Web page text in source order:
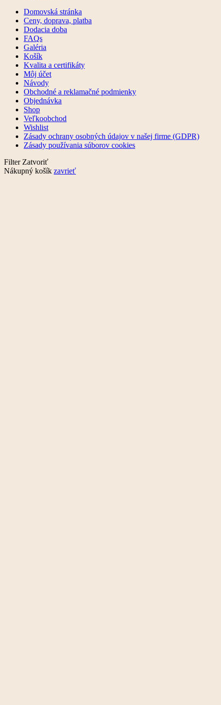
Domovská stránka
Ceny, doprava, platba
Dodacia doba
FAQs
Galéria
Košík
Kvalita a certifikáty
Môj účet
Návody
Obchodné a reklamačné podmienky
Objednávka
Shop
Veľkoobchod
Wishlist
Zásady ochrany osobných údajov v našej firme (GDPR)
Zásady používania súborov cookies
Filter Zatvoriť
Nákupný košík zavrieť